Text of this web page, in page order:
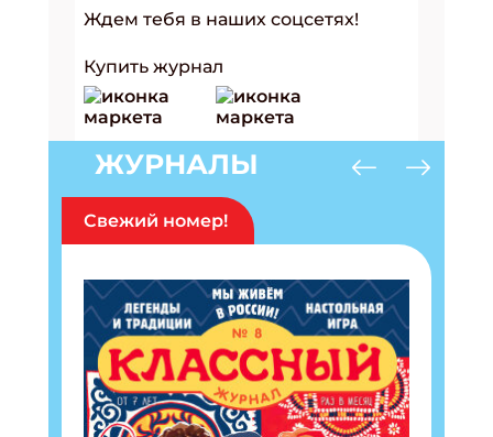
Ждем тебя в наших соцсетях!
Купить журнал
ЖУРНАЛЫ
Свежий номер!